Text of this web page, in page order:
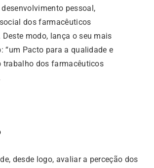
pessoal,
dos farmacêuticos
modo, lança o seu mais
“um Pacto para a qualidade e
trabalho dos farmacêuticos
desde logo, avaliar a perceção dos